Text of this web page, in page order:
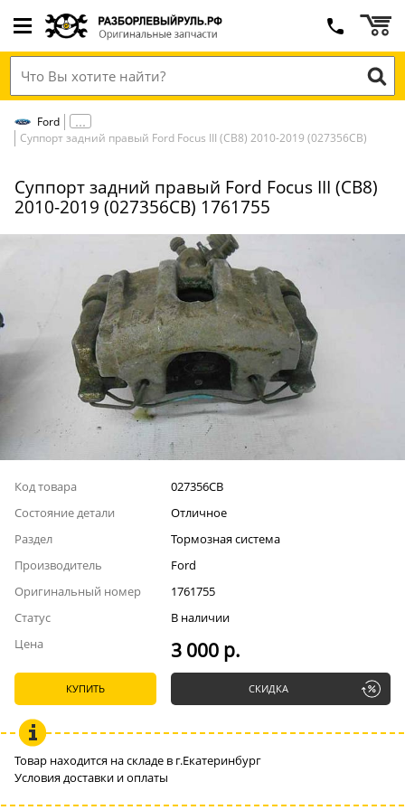
Ford
Суппорт задний правый Ford Focus III (CB8) 2010-2019 (027356СВ)
Суппорт задний правый Ford Focus III (CB8)
2010-2019 (027356СВ) 1761755
Код товара
027356СВ
Состояние детали
Отличное
Раздел
Тормозная система
Производитель
Ford
Оригинальный номер
1761755
Статус
В наличии
Цена
3 000 р.
КУПИТЬ СКИДКА
Товар находится на складе в г.Екатеринбург
Условия доставки и оплаты